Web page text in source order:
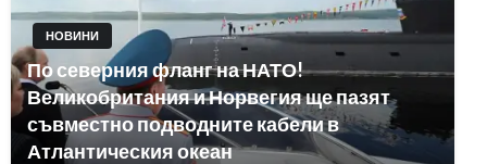
НОВИНИ
По северния фланг на НАТО!
Великобритания и Норвегия ще пазят
съвместно подводните кабели в
Атлантическия океан